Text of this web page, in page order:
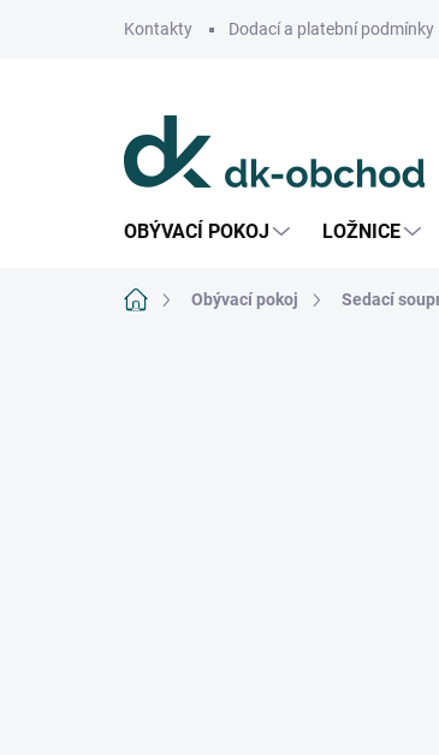
Kontakty Dodací a platební podmínky
OBÝVACÍ POKOJ LOŽNICE
Domů Obývací pokoj Sedací